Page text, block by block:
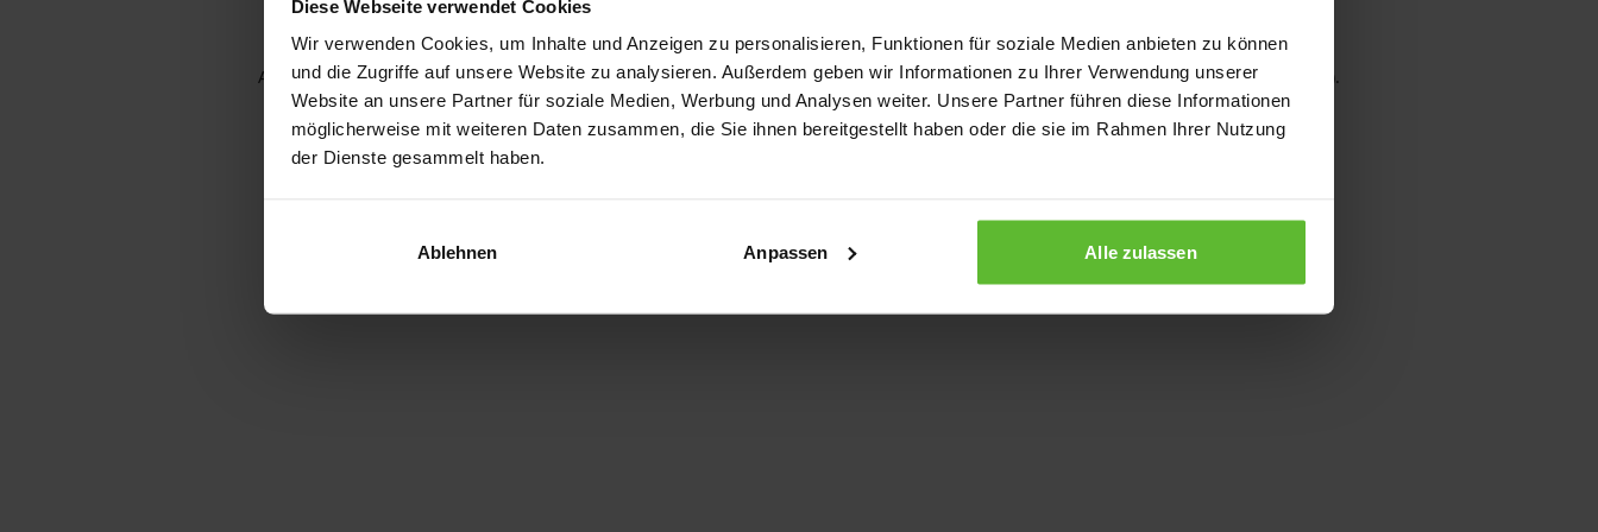
Diese Webseite verwendet Cookies
Wir verwenden Cookies, um Inhalte und Anzeigen zu personalisieren, Funktionen für soziale Medien anbieten zu können
und die Zugriffe auf unsere Website zu analysieren. Außerdem geben wir Informationen zu Ihrer Verwendung unserer
Website an unsere Partner für soziale Medien, Werbung und Analysen weiter. Unsere Partner führen diese Informationen
möglicherweise mit weiteren Daten zusammen, die Sie ihnen bereitgestellt haben oder die sie im Rahmen Ihrer Nutzung
der Dienste gesammelt haben.
Ablehnen Anpassen Alle zulassen
Application error: a client-side exception has occurred while loading www.kurzwego.de (see the browser console for more information).